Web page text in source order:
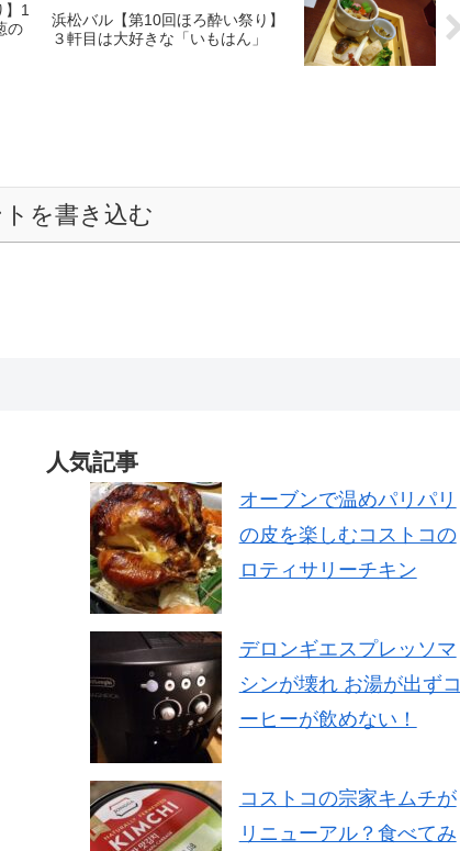
1
の
浜松バル【第10回ほろ酔い祭り】
３軒目は大好きな「いもはん」
を書き込む
人気記事
オーブンで温めパリパリ
の皮を楽しむコストコの
ロティサリーチキン
デロンギエスプレッソマ
シンが壊れ お湯が出ずコ
ーヒーが飲めない！
コストコの宗家キムチが
リニューアル？食べてみ